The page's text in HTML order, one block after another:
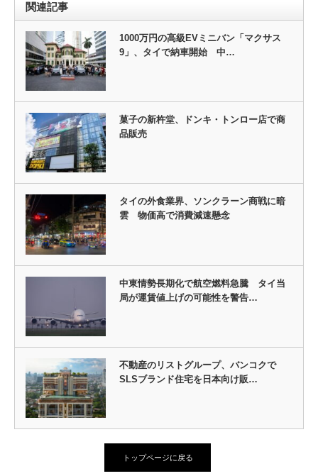
関連記事
1000万円の高級EVミニバン「マクサス
9」、タイで納車開始 中…
菓子の新杵堂、ドンキ・トンロー店で商
品販売
タイの外食業界、ソンクラーン商戦に暗
雲 物価高で消費減速懸念
中東情勢長期化で航空燃料急騰 タイ当
局が運賃値上げの可能性を警告…
不動産のリストグループ、バンコクで
SLSブランド住宅を日本向け販…
トップページに戻る